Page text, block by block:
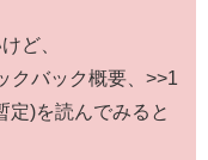
ど、
クバック概要、>>1
定)を読んでみると